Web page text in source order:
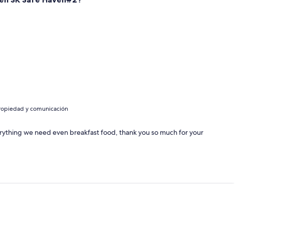
y comunicación
we need even breakfast food, thank you so much for your